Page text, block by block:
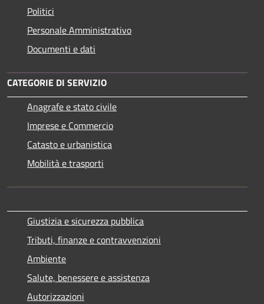
Politici
Personale Amministrativo
Documenti e dati
CATEGORIE DI SERVIZIO
Anagrafe e stato civile
Imprese e Commercio
Catasto e urbanistica
Mobilità e trasporti
Giustizia e sicurezza pubblica
Tributi, finanze e contravvenzioni
Ambiente
Salute, benessere e assistenza
Autorizzazioni